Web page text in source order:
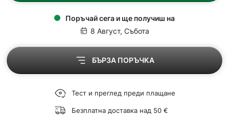
Поръчай сега и ще получиш на
8 Август, Събота
БЪРЗА ПОРЪЧКА
Тест и преглед преди плащане
Безплатна доставка над 50 €